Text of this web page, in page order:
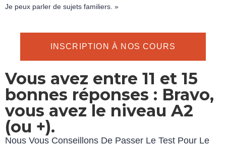
Je peux parler de sujets familiers. »
INSCRIPTION À NOS COURS
Vous avez entre 11 et 15
bonnes réponses : Bravo,
vous avez le niveau A2
(ou +).
Nous Vous Conseillons De Passer Le Test Pour Le